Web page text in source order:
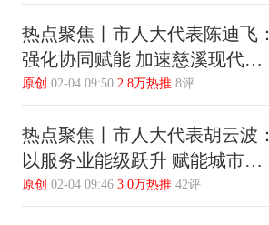
热点聚焦丨市人大代表陈迪飞：
强化协同赋能 加速慈溪现代化
产业新跃升
原创 02-04 09:50 2.8万热推 8评
热点聚焦丨市人大代表胡云波：
以服务业能级跃升 赋能城市发
展新格局
原创 02-04 09:46 3.0万热推 42评